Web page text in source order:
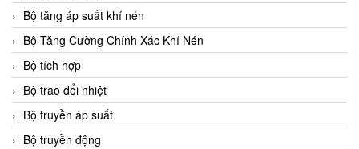
Bộ tăng áp suất khí nén
Bộ Tăng Cường Chính Xác Khí Nén
Bộ tích hợp
Bộ trao đổi nhiệt
Bộ truyền áp suất
Bộ truyền động